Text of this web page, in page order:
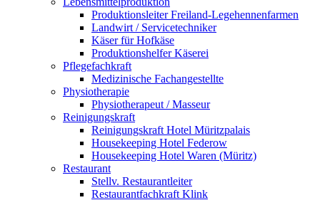
Produktionsleiter Freiland-Legehennenfarmen
Landwirt / Servicetechniker
Käser für Hofkäse
Produktionshelfer Käserei
Pflegefachkraft
Medizinische Fachangestellte
Physiotherapie
Physiotherapeut / Masseur
Reinigungskraft
Reinigungskraft Hotel Müritzpalais
Housekeeping Hotel Federow
Housekeeping Hotel Waren (Müritz)
Restaurant
Stellv. Restaurantleiter
Restaurantfachkraft Klink